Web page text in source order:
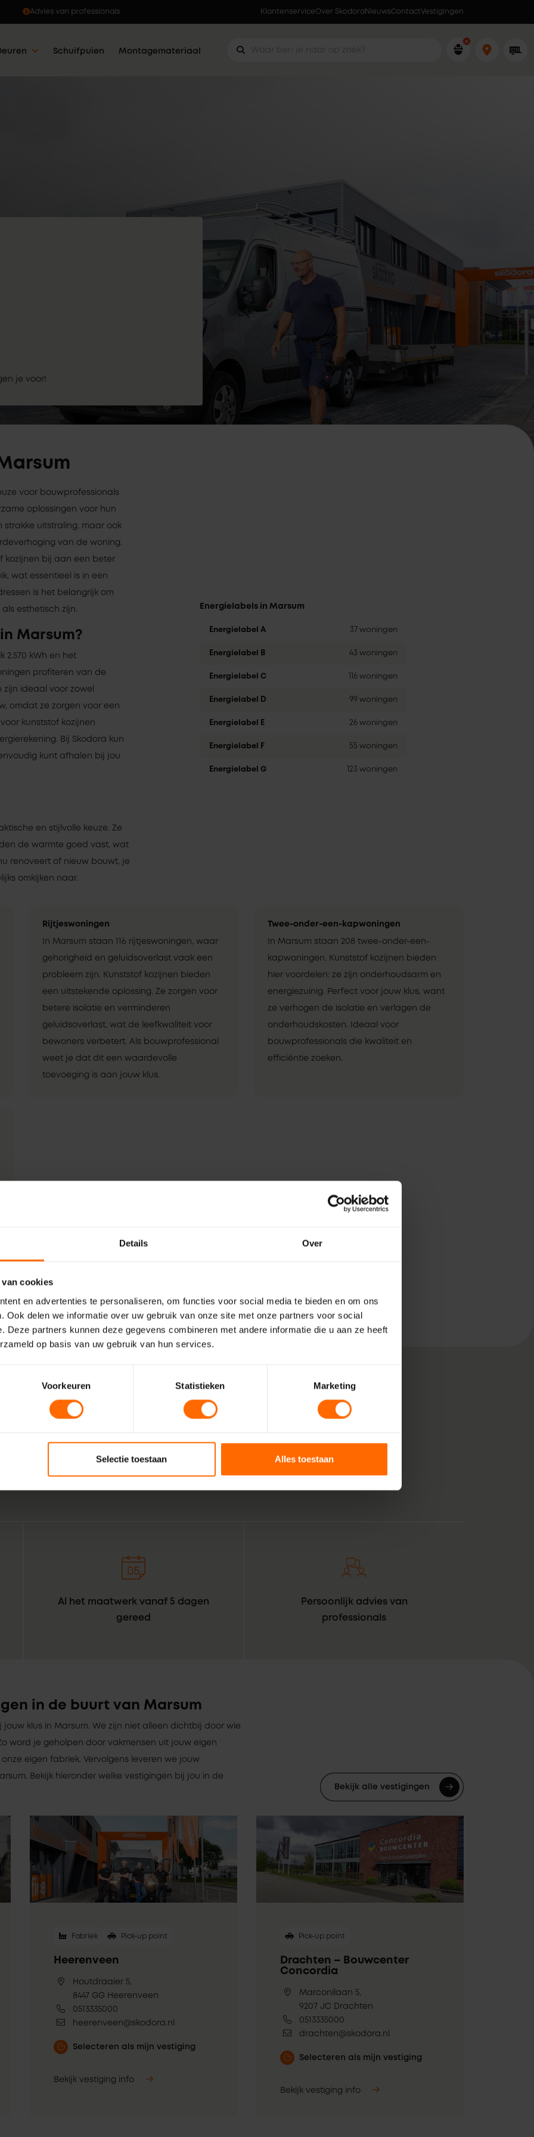
Details Over
van cookies
en advertenties te personaliseren, om functies voor social media te bieden en om ons
Ook delen we informatie over uw gebruik van onze site met onze partners voor social
Deze partners kunnen deze gegevens combineren met andere informatie die u aan ze heeft
op basis van uw gebruik van hun services.
Voorkeuren Statistieken Marketing
Selectie toestaan Alles toestaan
Ophalen wanneer jou dat uitkomt Lokaal geproduceerd in eigen fabriek
KlantenserviceOver Skodora NieuwsContactVestigingen
Schuifpuien Montagemateriaal
je voor!
voor bouwprofessionals
oplossingen voor hun
strakke uitstraling, maar ook
van de woning.
kozijnen bij aan een beter
wat essentieel is in een
is het belangrijk om
esthetisch zijn.
Marsum?
2.570 kWh en het
profiteren van de
zijn ideaal voor zowel
omdat ze zorgen voor een
kunststof kozijnen
Bij Skodora kun
kunt afhalen bij jou
Energielabels in Marsum
Energielabel A 37 woningen
Energielabel B 43 woningen
Energielabel C 116 woningen
Energielabel D 99 woningen
Energielabel E 26 woningen
Energielabel F 55 woningen
Energielabel G 123 woningen
en stijlvolle keuze. Ze
de warmte goed vast, wat
renoveert of nieuw bouwt, je
omkijken naar.
Rijtjeswoningen
In Marsum staan 116 rijtjeswoningen, waar
gehorigheid en geluidsoverlast vaak een
probleem zijn. Kunststof kozijnen bieden
een uitstekende oplossing. Ze zorgen voor
betere isolatie en verminderen
geluidsoverlast, wat de leefkwaliteit voor
bewoners verbetert. Als bouwprofessional
weet je dat dit een waardevolle
toevoeging is aan jouw klus.
Twee-onder-een-kapwoningen
In Marsum staan 208 twee-onder-een-
kapwoningen. Kunststof kozijnen bieden
hier voordelen: ze zijn onderhoudsarm en
energiezuinig. Perfect voor jouw klus, want
ze verhogen de isolatie en verlagen de
onderhoudskosten. Ideaal voor
bouwprofessionals die kwaliteit en
efficiëntie zoeken.
Wij zijn Skodora. Een gepassioneerd, lokaal familiebedrijf, bestaande uit pure
Marsum. Combineer dat met de wil om het bestellen van kunststof kozijnen
voor bouwprofessionals simpeler te maken. Geef het een oranje tintje. En zie
Al het maatwerk vanaf 5 dagen
gereed
Persoonlijk advies van
professionals
in de buurt van Marsum
klus in Marsum. We zijn niet alleen dichtbij door wie
word je geholpen door vakmensen uit jouw eigen
eigen fabriek. Vervolgens leveren we jouw
Bekijk hieronder welke vestigingen bij jou in de
Bekijk alle vestigingen
Fabriek Pick-up point
Heerenveen
Houtdraaier 5,
8447 GG Heerenveen
0513335000
heerenveen@skodora.nl
Selecteren als mijn vestiging
Bekijk vestiging info
Pick-up point
Drachten – Bouwcenter
Concordia
Marconilaan 5,
9207 JC Drachten
0513335000
drachten@skodora.nl
Selecteren als mijn vestiging
Bekijk vestiging info